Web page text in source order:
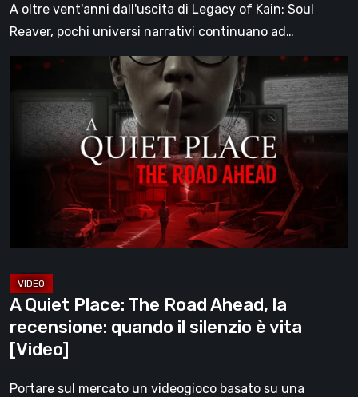
A oltre vent'anni dall'uscita di Legacy of Kain: Soul
Reaver, pochi universi narrativi continuano ad…
A
Place:
recensione:
quando
silenzio
è
vita
[Video]
A Quiet Place: The Road Ahead, la
recensione: quando il silenzio è vita
[Video]
Portare sul mercato un videogioco basato su una